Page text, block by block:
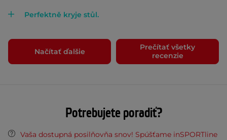
Perfektně kryje stůl.
Načítať ďalšie
Prečítať všetky
recenzie
Potrebujete poradiť?
Vaša dostupná posilňovňa snov! Spúšťame inSPORTline